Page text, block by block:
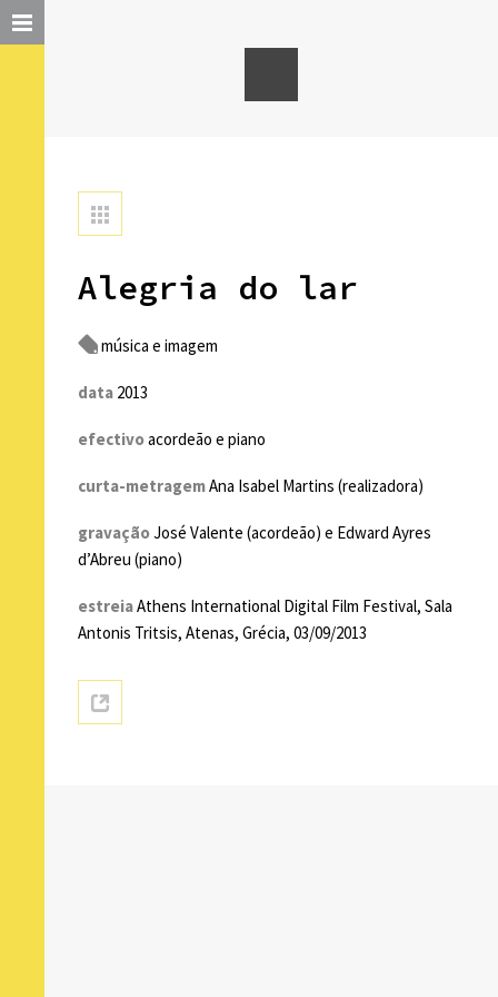
Alegria do lar
música e imagem
data 2013
efectivoacordeão e piano
curta-metragemAna Isabel Martins (realizadora)
gravaçãoJosé Valente (acordeão) e Edward Ayres
d’Abreu (piano)
estreiaAthens International Digital Film Festival, Sala
Antonis Tritsis, Atenas, Grécia, 03/09/2013